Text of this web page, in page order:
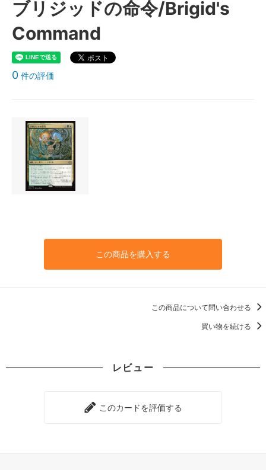
ブリジッドの命令/Brigid's
Command
0 件の評価
この商品を購入する
この商品について問い合わせる
買い物を続ける
レビュー
このカードを評価する